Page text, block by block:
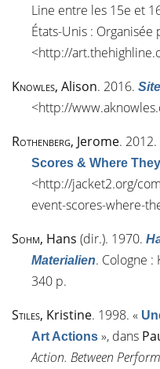
Line entre les 15e et
États-Unis : Organisée
<http://
Knowles, Alison. 2016.
<http://
Rothenberg, Jerome. 2012.
Scores & Where
<http://jacket2.org/
event-scores-where-
Sohm, Hans (dir.). 1970.
Materialien. Cologne :
340 p.
Stiles, Kristine. 1998. «
Art Actions », dans
Action. Between